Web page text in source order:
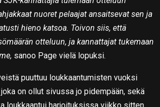
nuoret pelaajat ansaitsevat sen ja
hieno katsoa. Toivon siis, että
otteluun, ja kannattajat tukemaan
sanoo Page vielä lopuksi.
puuttuu loukkaantumisten vuoksi
joka on ollut sivussa jo pidempään, sekä
loukkaantui harjoituksissa viikko sitten.